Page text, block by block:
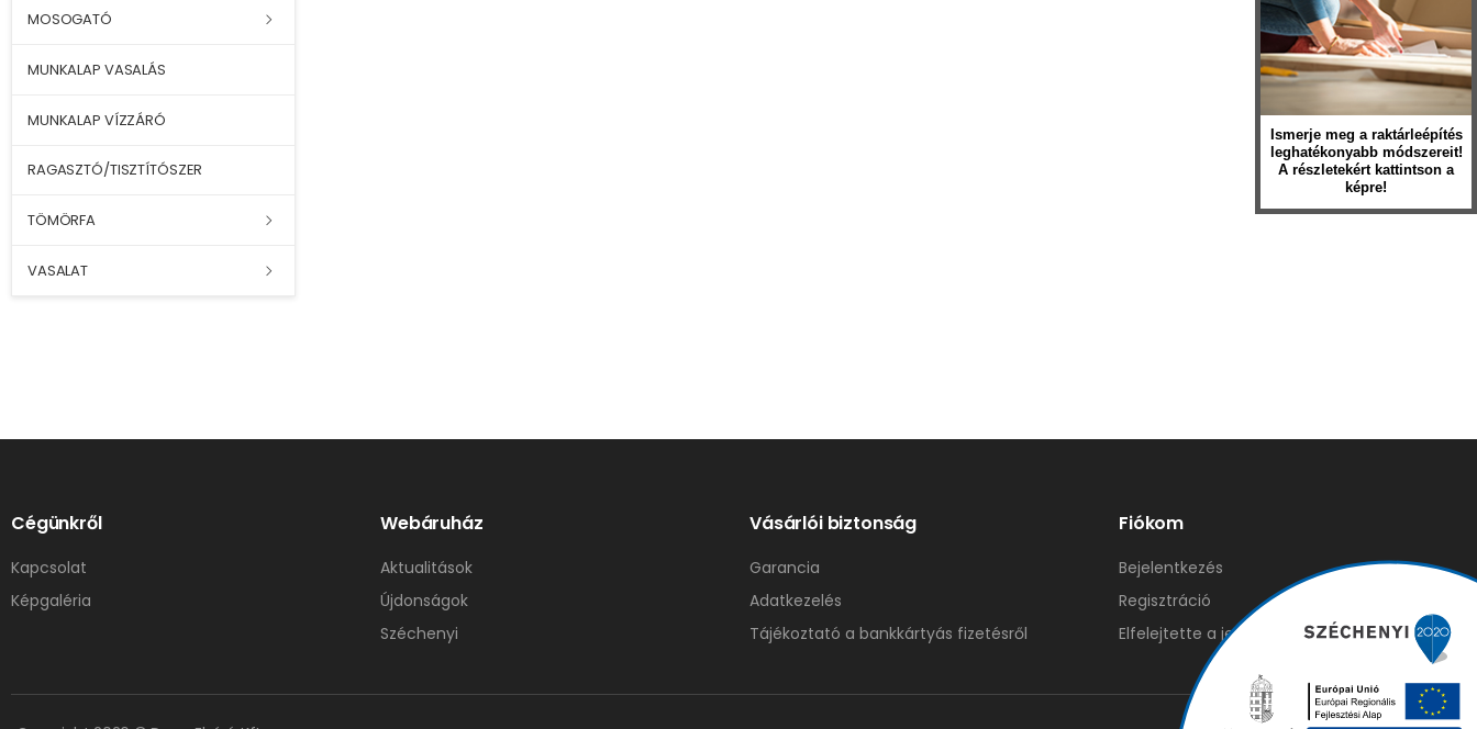
MOSOGATÓ
MUNKALAP VASALÁS
MUNKALAP VÍZZÁRÓ
RAGASZTÓ/TISZTÍTÓSZER
TÖMÖRFA
VASALAT
Ismerje meg a raktárleépítés
leghatékonyabb módszereit!
A részletekért kattintson a
képre!
Cégünkről
Kapcsolat
Képgaléria
Webáruház
Aktualitások
Újdonságok
Széchenyi
Vásárlói biztonság
Garancia
Adatkezelés
Tájékoztató a bankkártyás fizetésről
Fiókom
Bejelentkezés
Regisztráció
Elfelejtette a jelszavát?